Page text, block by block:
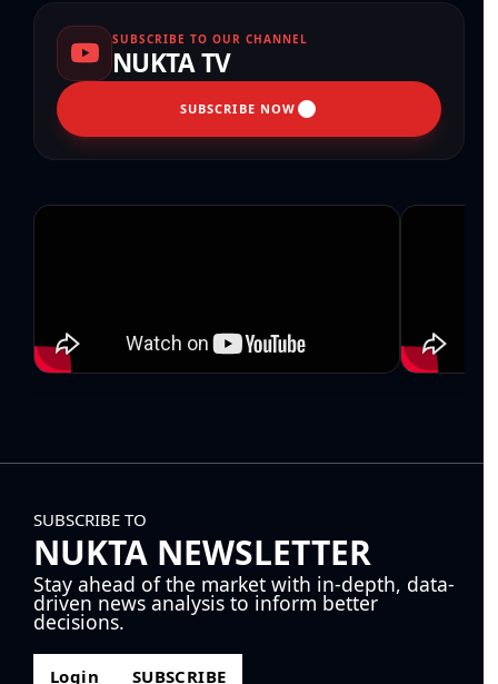
SUBSCRIBE TO OUR CHANNEL
NUKTA TV
SUBSCRIBE NOW
SUBSCRIBE TO
NUKTA NEWSLETTER
Stay ahead of the market with in-depth, data-
driven news analysis to inform better
decisions.
Login SUBSCRIBE